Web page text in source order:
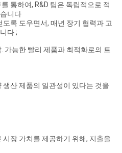
통하여, R&D 팀은 독립적으로 적
니다
록 도우면서, 매년 장기 협력과 고
다 ;
가능한 빨리 제품과 최적화로의 트
생산 제품의 일관성이 있다는 것을
장 가치를 제공하기 위해, 지출을